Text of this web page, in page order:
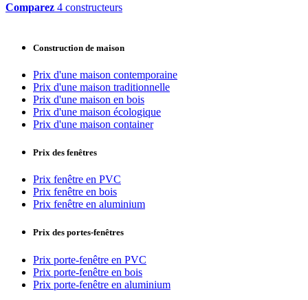
Comparez 4 constructeurs
Construction de maison
Prix d'une maison contemporaine
Prix d'une maison traditionnelle
Prix d'une maison en bois
Prix d'une maison écologique
Prix d'une maison container
Prix des fenêtres
Prix fenêtre en PVC
Prix fenêtre en bois
Prix fenêtre en aluminium
Prix des portes-fenêtres
Prix porte-fenêtre en PVC
Prix porte-fenêtre en bois
Prix porte-fenêtre en aluminium